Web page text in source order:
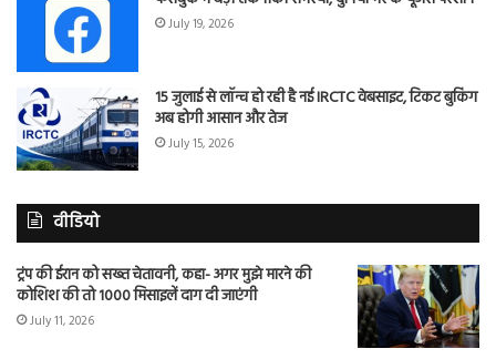
July 19, 2026
15 जुलाई से लॉन्च हो रही है नई IRCTC वेबसाइट, टिकट बुकिंग
अब होगी आसान और तेज
July 15, 2026
वीडियो
ट्रंप की ईरान को सख्त चेतावनी, कहा- अगर मुझे मारने की
कोशिश की तो 1000 मिसाइलें दाग दी जाएंगी
July 11, 2026